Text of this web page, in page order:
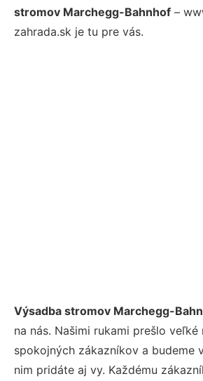
stromov Marchegg-Bahnhof –
zahrada.sk je tu pre vás.
Výsadba stromov Marchegg-
na nás. Našimi rukami prešlo veľké
spokojných zákazníkov a budeme
nim pridáte aj vy. Každému